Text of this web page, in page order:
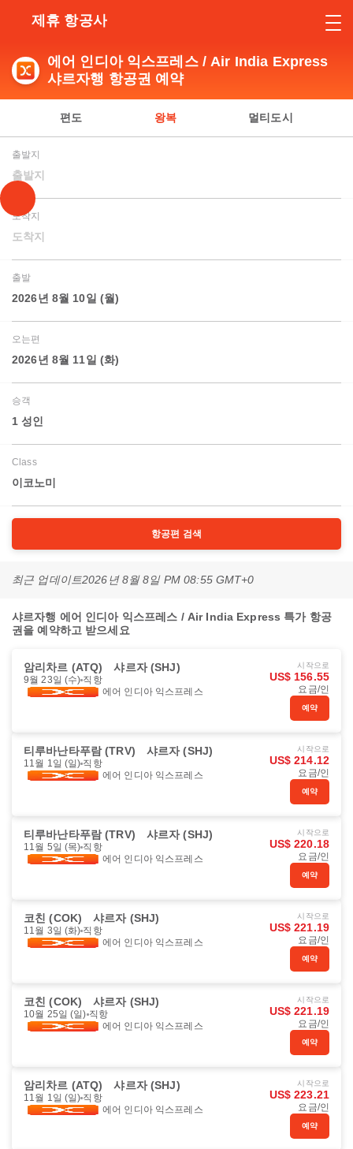
제휴 항공사
에어 인디아 익스프레스 / Air India Express
샤르자행 항공권 예약
편도 왕복 멀티도시
출발지
출발지
도착지
도착지
출발
2026년 8월 10일 (월)
오는편
2026년 8월 11일 (화)
승객
1 성인
Class
이코노미
항공편 검색
최근 업데이트2026년 8월 8일 PM 08:55 GMT+0
샤르자행 에어 인디아 익스프레스 / Air India Express 특가 항공
권을 예약하고 받으세요
암리차르 (ATQ) 샤르자 (SHJ)
9월 23일 (수) 직항
에어 인디아 익스프레스
시작으로
US$ 156.55
요금/인
예약
티루바난타푸람 (TRV) 샤르자 (SHJ)
11월 1일 (일) 직항
에어 인디아 익스프레스
시작으로
US$ 214.12
요금/인
예약
티루바난타푸람 (TRV) 샤르자 (SHJ)
11월 5일 (목) 직항
에어 인디아 익스프레스
시작으로
US$ 220.18
요금/인
예약
코친 (COK) 샤르자 (SHJ)
11월 3일 (화) 직항
에어 인디아 익스프레스
시작으로
US$ 221.19
요금/인
예약
코친 (COK) 샤르자 (SHJ)
10월 25일 (일) 직항
에어 인디아 익스프레스
시작으로
US$ 221.19
요금/인
예약
암리차르 (ATQ) 샤르자 (SHJ)
11월 1일 (일) 직항
에어 인디아 익스프레스
시작으로
US$ 223.21
요금/인
예약